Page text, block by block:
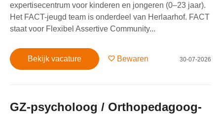
expertisecentrum voor kinderen en jongeren (0–23 jaar).
Het FACT-jeugd team is onderdeel van Herlaarhof. FACT
staat voor Flexibel Assertive Community...
Bekijk vacature Bewaren 30-07-2026
GZ-psycholoog / Orthopedagoog-